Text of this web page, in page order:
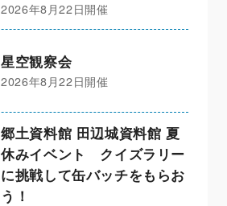
2026年8月22日開催
星空観察会
2026年8月22日開催
郷土資料館 田辺城資料館 夏
休みイベント クイズラリー
に挑戦して缶バッチをもらお
う！